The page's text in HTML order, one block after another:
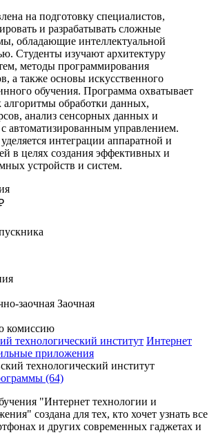
на подготовку специалистов,
и разрабатывать сложные
обладающие интеллектуальной
Студенты изучают архитектуру
методы программирования
а также основы искусственного
обучения. Программа охватывает
алгоритмы обработки данных,
анализ сенсорных данных и
с автоматизированным управлением.
интеграции аппаратной и
в целях создания эффективных и
устройств и систем.
заочная Заочная
комиссию
технологический институт Интернет
приложения
(64)
"Интернет технологии и
создана для тех, кто хочет узнать все
и других современных гаджетах и